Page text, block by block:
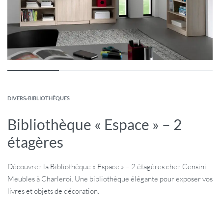
DIVERS›BIBLIOTHÈQUES
Bibliothèque « Espace » – 2
étagères
Découvrez la Bibliothèque « Espace » – 2 étagères chez Censini
Meubles à Charleroi. Une bibliothèque élégante pour exposer vos
livres et objets de décoration.